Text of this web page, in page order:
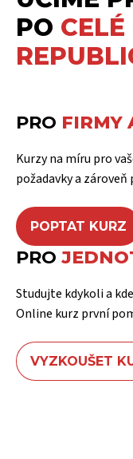
PO CELÉ
PRO FIRMY
Kurzy na míru pro
požadavky a
POPTAT KURZ
PRO
Studujte kdykoli a
Online kurz první
VYZKOUŠET